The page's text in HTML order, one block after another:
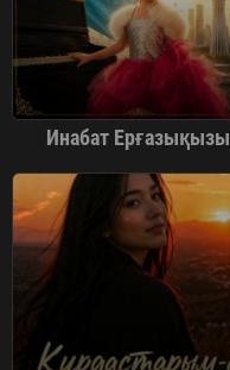
Инабат Ерғазықызы